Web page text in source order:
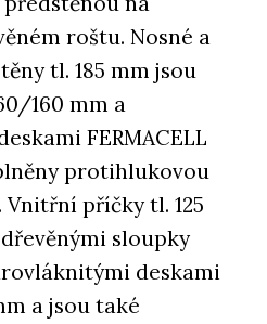
roštu. Nosné a
tl. 185 mm jsou
160 mm a
FERMACELL
protihlukovou
příčky tl. 125
sloupky
deskami
a jsou také